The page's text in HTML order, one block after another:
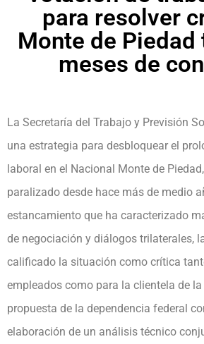
para resolver
Monte de Piedad
meses de
La Secretaría del Trabajo y Previsión
una estrategia para desbloquear el
laboral en el Nacional Monte de
paralizado desde hace más de medio
estancamiento que ha caracterizado
de negociación y diálogos trilaterales,
calificado la situación como crítica
empleados como para la clientela de
propuesta de la dependencia federal
elaboración de un análisis técnico